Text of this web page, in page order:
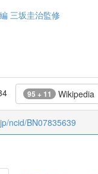
三坂圭治監修
95 + 11 Wikipedia
ncid/BN07835639